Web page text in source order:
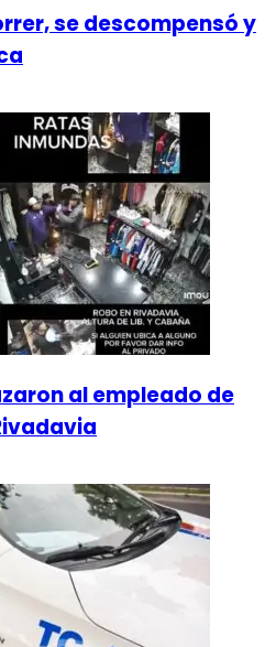
se descompensó y
al empleado de